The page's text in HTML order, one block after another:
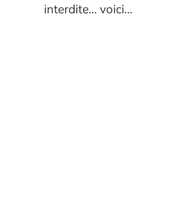
interdite… voici…